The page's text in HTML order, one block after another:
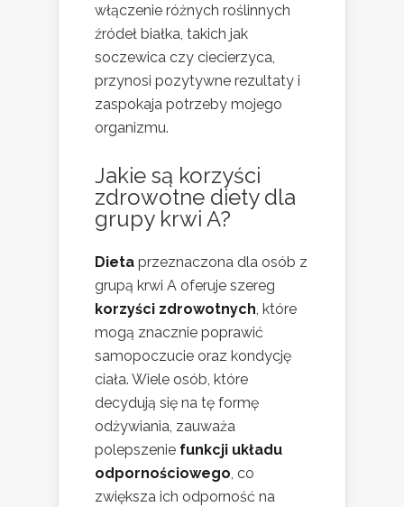
włączenie różnych roślinnych
źródeł białka, takich jak
soczewica czy ciecierzyca,
przynosi pozytywne rezultaty i
zaspokaja potrzeby mojego
organizmu.
Jakie są korzyści
zdrowotne diety dla
grupy krwi A?
Dieta przeznaczona dla osób z
grupą krwi A oferuje szereg
korzyści zdrowotnych, które
mogą znacznie poprawić
samopoczucie oraz kondycję
ciała. Wiele osób, które
decydują się na tę formę
odżywiania, zauważa
polepszenie funkcji układu
odpornościowego, co
zwiększa ich odporność na